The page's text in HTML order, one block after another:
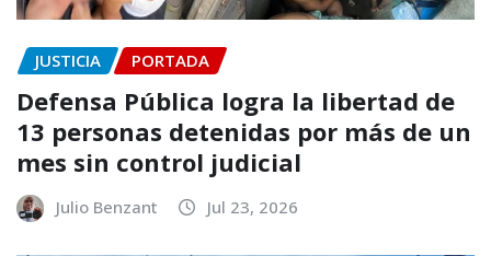
JUSTICIA PORTADA
Defensa Pública logra la libertad de
13 personas detenidas por más de un
mes sin control judicial
Julio Benzant Jul 23, 2026